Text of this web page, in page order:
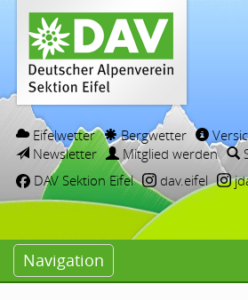
Eifelwetter Bergwetter
Newsletter
Mitglied werden
DAV Sektion Eifel
dav.eifel
Navigation